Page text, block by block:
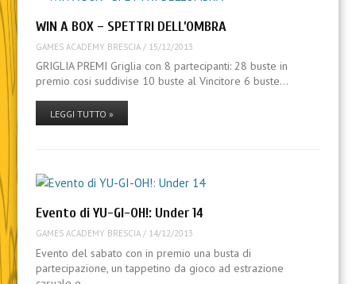
WIN A BOX – SPETTRI DELL’OMBRA
GAMES ACADEMY BRESCIA/ 15/12/2013
GRIGLIA PREMI Griglia con 8 partecipanti: 28 buste in
premio cosi suddivise 10 buste al Vincitore 6 buste…
LEGGI TUTTO »
Evento di YU-GI-OH!: Under 14
GAMES ACADEMY BRESCIA/ 14/12/2013
Evento del sabato con in premio una busta di
partecipazione, un tappetino da gioco ad estrazione